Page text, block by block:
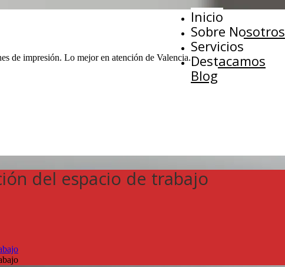
de impresión. Lo mejor en atención de Valencia.
Inicio
Sobre Nosotros
Servicios
Destacamos
Blog
del espacio de trabajo